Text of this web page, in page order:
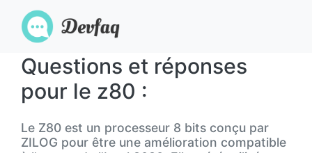
Questions et réponses
pour le z80 :
Le Z80 est un processeur 8 bits conçu par
ZILOG pour être une amélioration compatible